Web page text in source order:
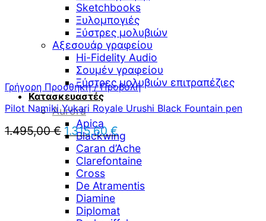
Sketchbooks
Ξυλομπογιές
Ξύστρες μολυβιών
Αξεσουάρ γραφείου
Hi-Fidelity Audio
Σουμέν γραφείου
Ξύστρες μολυβιών επιτραπέζιες
Κατασκευαστές
Aurora
Apica
Blackwing
Caran d’Ache
Clarefontaine
Cross
De Atramentis
Diamine
Diplomat
Γρήγορη Προσθήκη / Προβολή
Pilot Namiki Yukari Royale Urushi Black Fountain pen
1.495,00€ Original
price
was:
1.495,00 €.
1.315,60€
τρέχουσα
τιμή
είναι: